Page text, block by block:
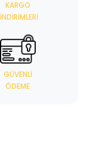
KARGO
İNDIRIMLERI
GÜVENLI
ÖDEME